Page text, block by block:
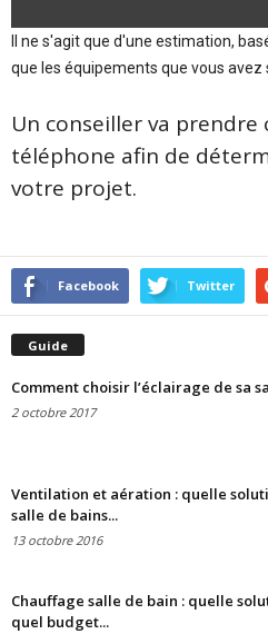
Il ne s'agit que d'une estimation,
que les équipements que vous avez
Un conseiller va prendre
téléphone afin de
votre projet.
Facebook Twitter
Guide
Comment choisir l’éclairage de sa
2 octobre 2017
Ventilation et aération : quelle
salle de bains...
13 octobre 2016
Chauffage salle de bain : quelle
quel budget...